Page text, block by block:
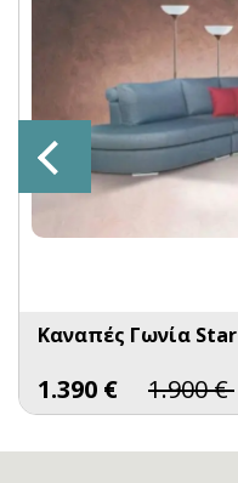
Καναπές Γωνία Star
1.390 € 1.900€